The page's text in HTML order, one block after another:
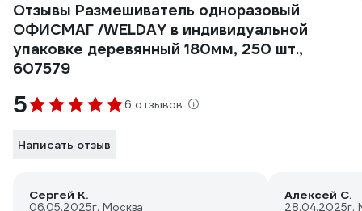
Отзывы Размешиватель одноразовый
ОФИСМАГ /WELDAY в индивидуальной
упаковке деревянный 180мм, 250 шт.,
607579
5 6 отзывов
Написать отзыв
Сергей К.
06.05.2025г. Москва
Алексей С.
28.04.2025г.